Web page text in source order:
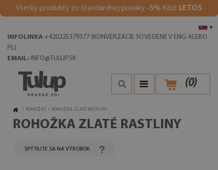
Všetky produkty zo štandardnej ponuky -5% Kód: LETO5
▾
INFOLINKA +420225379377 (KONVERZÁCIE SÚ VEDENÉ V ENG ALEBO
PL)
EMAIL: INFO@TULUP.SK
(0)
/ ROHOŽKY / ROHOŽKA ZLATÉ RASTLINY
ROHOŽKA ZLATÉ RASTLINY
SPÝTAJTE SA NA VÝROBOK